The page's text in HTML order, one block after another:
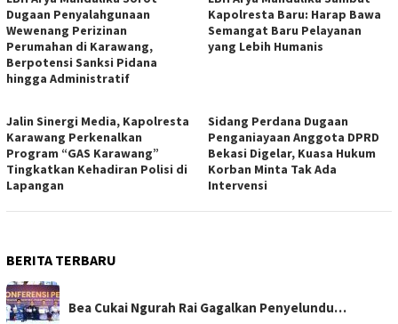
Dugaan Penyalahgunaan
Wewenang Perizinan
Perumahan di Karawang,
Berpotensi Sanksi Pidana
hingga Administratif
Kapolresta Baru: Harap Bawa
Semangat Baru Pelayanan
yang Lebih Humanis
Jalin Sinergi Media, Kapolresta
Karawang Perkenalkan
Program “GAS Karawang”
Tingkatkan Kehadiran Polisi di
Lapangan
Sidang Perdana Dugaan
Penganiayaan Anggota DPRD
Bekasi Digelar, Kuasa Hukum
Korban Minta Tak Ada
Intervensi
BERITA TERBARU
Bea Cukai Ngurah Rai Gagalkan Penyelundu…